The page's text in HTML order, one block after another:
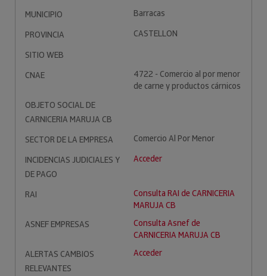
MUNICIPIO
Barracas
PROVINCIA
CASTELLON
SITIO WEB
CNAE
4722 - Comercio al por menor
de carne y productos cárnicos
OBJETO SOCIAL DE
CARNICERIA MARUJA CB
SECTOR DE LA EMPRESA
Comercio Al Por Menor
INCIDENCIAS JUDICIALES Y
DE PAGO
Acceder
RAI
Consulta RAI de CARNICERIA
MARUJA CB
ASNEF EMPRESAS
Consulta Asnef de
CARNICERIA MARUJA CB
ALERTAS CAMBIOS
RELEVANTES
Acceder